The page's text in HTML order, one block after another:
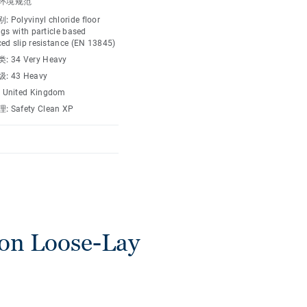
: Polyvinyl chloride floor
with particle based
slip resistance (EN 13845)
: 34 Very Heavy
: 43 Heavy
United Kingdom
: Safety Clean XP
Loose-Lay